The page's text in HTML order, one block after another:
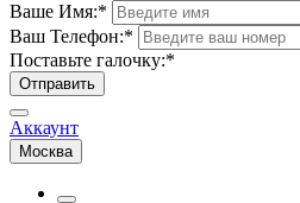
Ваше Имя:*
Ваш Телефон:*
Поставьте галочку:*
Отправить
Аккаунт
Москва